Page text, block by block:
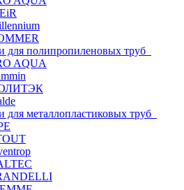
для полипропиленовых труб
AQUA
для металлопластиковых труб